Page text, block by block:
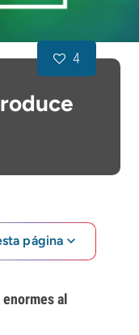
4
página
al